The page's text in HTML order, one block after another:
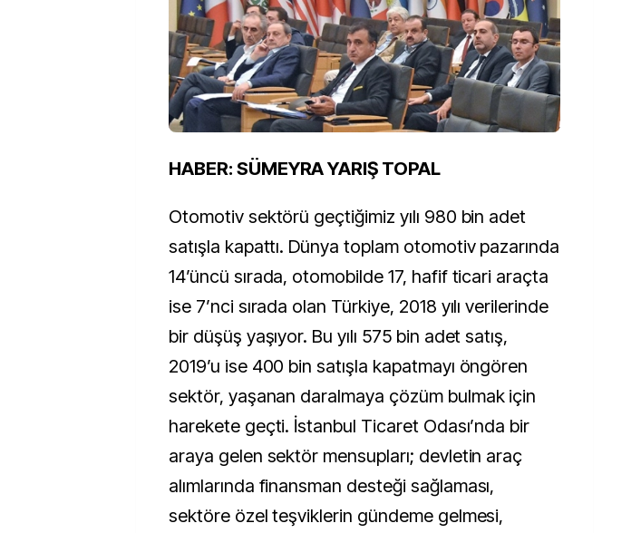
HABER: SÜMEYRA YARIŞ TOPAL
Otomotiv sektörü geçtiğimiz yılı 980 bin adet
satışla kapattı. Dünya toplam otomotiv pazarında
14’üncü sırada, otomobilde 17, hafif ticari araçta
ise 7’nci sırada olan Türkiye, 2018 yılı verilerinde
bir düşüş yaşıyor. Bu yılı 575 bin adet satış,
2019’u ise 400 bin satışla kapatmayı öngören
sektör, yaşanan daralmaya çözüm bulmak için
harekete geçti. İstanbul Ticaret Odası’nda bir
araya gelen sektör mensupları; devletin araç
alımlarında finansman desteği sağlaması,
sektöre özel teşviklerin gündeme gelmesi,